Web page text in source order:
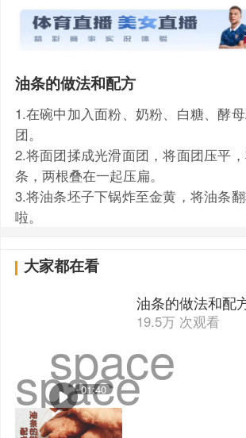
油条的做法和配方
1.在碗中加入面粉、奶粉、白糖、酵
团。
2.将面团揉成光滑面团，将面团压平
条，两根叠在一起压扁。
3.将油条坯子下锅炸至金黄，将油条
啦。
大家都在看
space
space
01:40
油条的做法和配
19.5万 次观看